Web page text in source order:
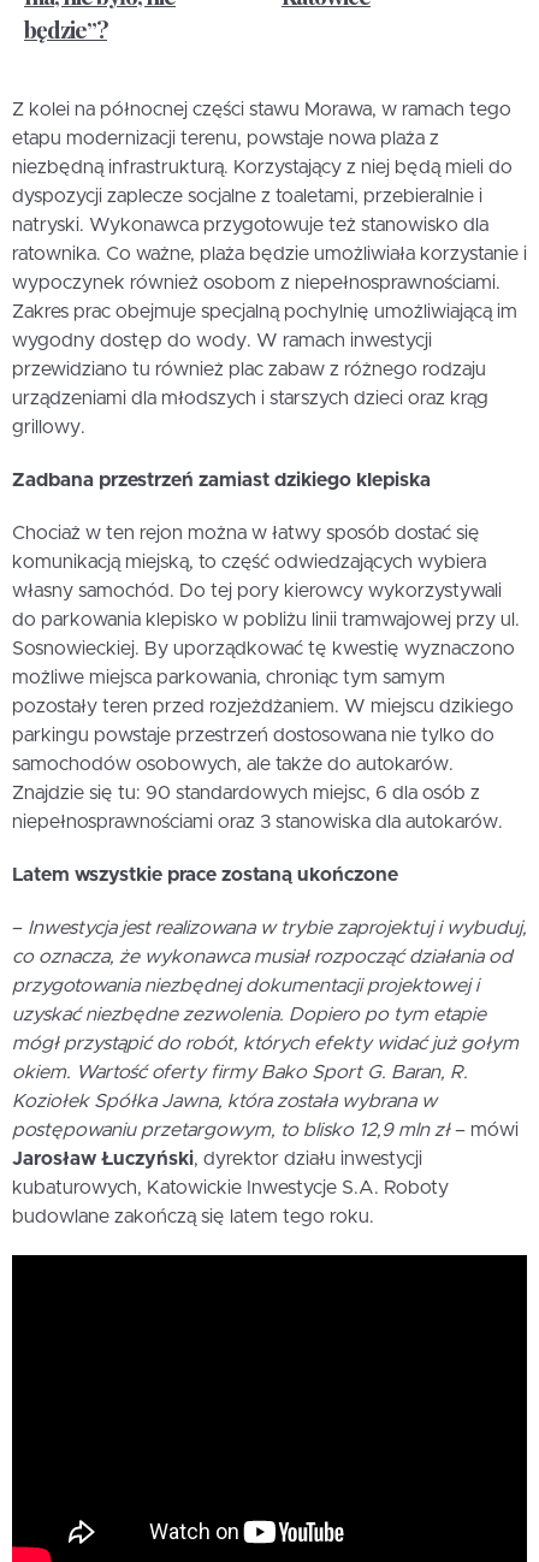
będzie”?
Z kolei na północnej części stawu Morawa, w ramach tego
etapu modernizacji terenu, powstaje nowa plaża z
niezbędną infrastrukturą. Korzystający z niej będą mieli do
dyspozycji zaplecze socjalne z toaletami, przebieralnie i
natryski. Wykonawca przygotowuje też stanowisko dla
ratownika. Co ważne, plaża będzie umożliwiała korzystanie i
wypoczynek również osobom z niepełnosprawnościami.
Zakres prac obejmuje specjalną pochylnię umożliwiającą im
wygodny dostęp do wody. W ramach inwestycji
przewidziano tu również plac zabaw z różnego rodzaju
urządzeniami dla młodszych i starszych dzieci oraz krąg
grillowy.
Zadbana przestrzeń zamiast dzikiego klepiska
Chociaż w ten rejon można w łatwy sposób dostać się
komunikacją miejską, to część odwiedzających wybiera
własny samochód. Do tej pory kierowcy wykorzystywali
do parkowania klepisko w pobliżu linii tramwajowej przy ul.
Sosnowieckiej. By uporządkować tę kwestię wyznaczono
możliwe miejsca parkowania, chroniąc tym samym
pozostały teren przed rozjeżdżaniem. W miejscu dzikiego
parkingu powstaje przestrzeń dostosowana nie tylko do
samochodów osobowych, ale także do autokarów.
Znajdzie się tu: 90 standardowych miejsc, 6 dla osób z
niepełnosprawnościami oraz 3 stanowiska dla autokarów.
Latem wszystkie prace zostaną ukończone
– Inwestycja jest realizowana w trybie zaprojektuj i wybuduj,
co oznacza, że wykonawca musiał rozpocząć działania od
przygotowania niezbędnej dokumentacji projektowej i
uzyskać niezbędne zezwolenia. Dopiero po tym etapie
mógł przystąpić do robót, których efekty widać już gołym
okiem. Wartość oferty firmy Bako Sport G. Baran, R.
Koziołek Spółka Jawna, która została wybrana w
postępowaniu przetargowym, to blisko 12,9 mln zł– mówi
Jarosław Łuczyński, dyrektor działu inwestycji
kubaturowych, Katowickie Inwestycje S.A. Roboty
budowlane zakończą się latem tego roku.